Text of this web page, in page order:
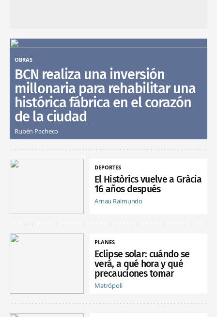
OBRAS
BCN realiza una inversión
millonaria para rehabilitar una
histórica fábrica en el corazón
de la ciudad
Rubén Pacheco
DEPORTES
El Històrics vuelve a Gràcia
16 años después
Arnau Raimundo
PLANES
Eclipse solar: cuándo se
verá, a qué hora y qué
precauciones tomar
Metrópoli